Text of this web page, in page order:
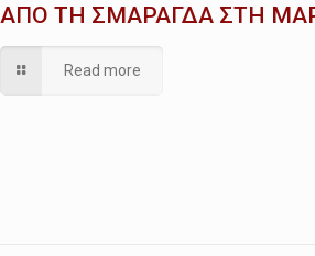
ΑΠΟ ΤΗ ΣΜΑΡΑΓΔΑ ΣΤΗ
Read more